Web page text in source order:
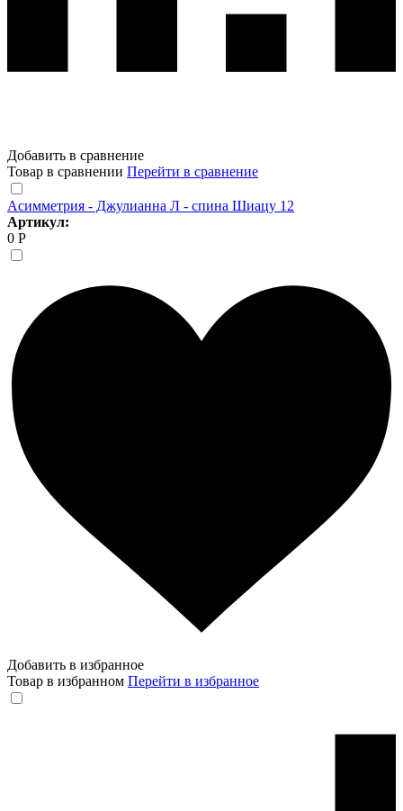
Добавить в сравнение
Товар в сравнении Перейти в сравнение
Асимметрия - Джулианна Л - спина Шиацу 12
Артикул:
0 Р
Добавить в избранное
Товар в избранном Перейти в избранное